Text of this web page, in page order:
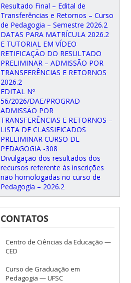
Resultado Final – Edital de
Transferências e Retornos – Curso
de Pedagogia – Semestre 2026.2
DATAS PARA MATRÍCULA 2026.2
E TUTORIAL EM VÍDEO
RETIFICAÇÃO DO RESULTADO
PRELIMINAR – ADMISSÃO POR
TRANSFERÊNCIAS E RETORNOS
2026.2
EDITAL Nº
56/2026/DAE/PROGRAD
ADMISSÃO POR
TRANSFERÊNCIAS E RETORNOS –
LISTA DE CLASSIFICADOS
PRELIMINAR CURSO DE
PEDAGOGIA -308
Divulgação dos resultados dos
recursos referente às inscrições
não homologadas no curso de
Pedagogia – 2026.2
CONTATOS
Centro de Ciências da Educação —
CED
Curso de Graduação em
Pedagogia — UFSC